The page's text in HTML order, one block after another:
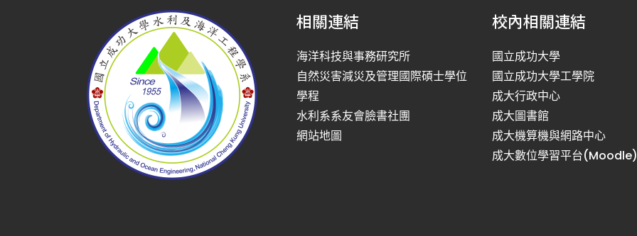
相關連結
海洋科技與事務研究所
自然災害減災及管理國際碩士學位
學程
水利系系友會臉書社團
網站地圖
校內相關連結
國立成功大學
國立成功大學工學院
成大行政中心
成大圖書館
成大機算機與網路中心
成大數位學習平台(Moodle)